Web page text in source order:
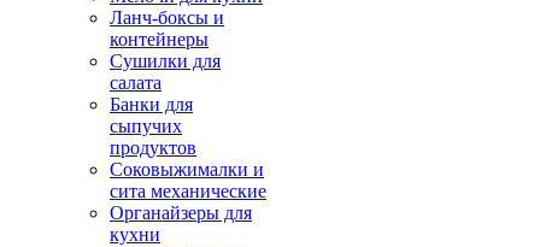
Ланч-боксы и
контейнеры
Сушилки для
салата
Банки для
сыпучих
продуктов
Соковыжималки и
сита механические
Органайзеры для
кухни